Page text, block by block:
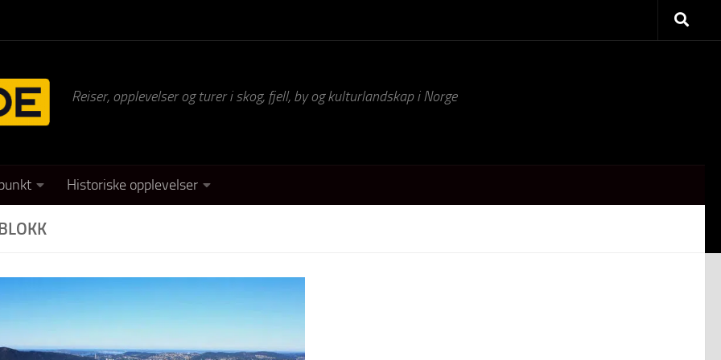
Reiser, opplevelser og turer i skog, fjell, by og kulturlandskap i Norge
Historiske opplevelser